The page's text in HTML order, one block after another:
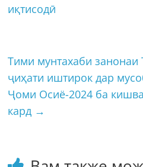
иқтисодӣ
Тими мунтахаби занонаи
ҷиҳати иштирок дар
Ҷоми Осиё-2024 ба
кард →